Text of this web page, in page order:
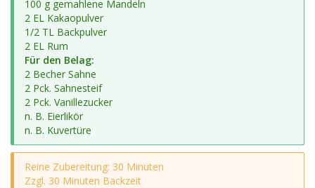
100 g gemahlene Mandeln
2 EL Kakaopulver
1/2 TL Backpulver
2 EL Rum
Für den Belag:
2 Becher Sahne
2 Pck. Sahnesteif
2 Pck. Vanillezucker
n. B. Eierlikör
n. B. Kuvertüre
Reine Zubereitung: 30 Minuten
Zzgl. 30 Minuten Backzeit